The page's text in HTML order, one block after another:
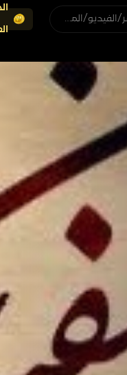
البحث عن البث المباشر/الفيديو/المستخدم